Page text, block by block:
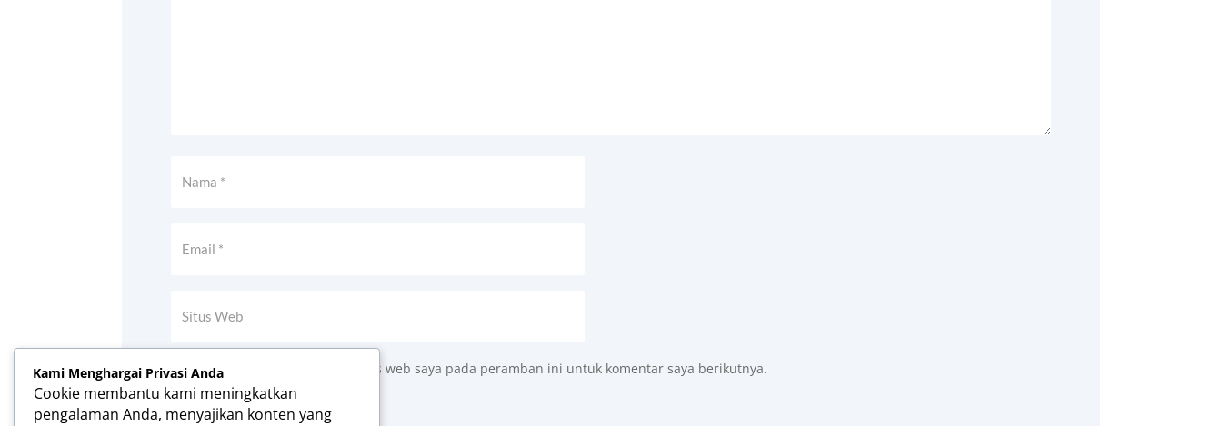
Simpan nama, email, dan situs web saya pada peramban ini untuk komentar saya berikutnya.
Kirim Komentar
Kami Menghargai Privasi Anda
Cookie membantu kami meningkatkan
pengalaman Anda, menyajikan konten yang